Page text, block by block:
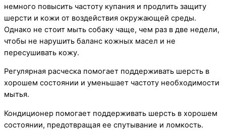
немного повысить частоту купания и продлить защиту
шерсти и кожи от воздействия окружающей среды.
Однако не стоит мыть собаку чаще, чем раз в две недели,
чтобы не нарушить баланс кожных масел и не
пересушивать кожу.
Регулярная расческа помогает поддерживать шерсть в
хорошем состоянии и уменьшает частоту необходимости
мытья.
Кондиционер помогает поддерживать шерсть в хорошем
состоянии, предотвращая ее спутывание и ломкость.